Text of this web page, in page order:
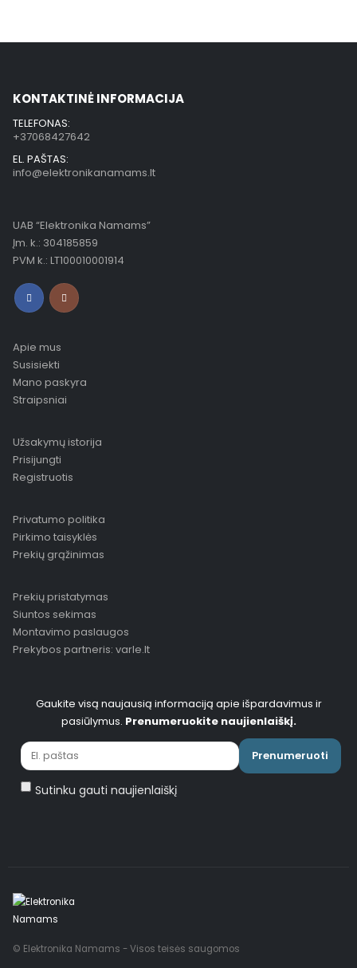
KONTAKTINĖ INFORMACIJA
TELEFONAS:
+37068427642
EL. PAŠTAS:
info@elektronikanamams.lt
UAB “Elektronika Namams”
Įm. k.: 304185859
PVM k.: LT100010001914
Apie mus
Susisiekti
Mano paskyra
Straipsniai
Užsakymų istorija
Prisijungti
Registruotis
Privatumo politika
Pirkimo taisyklės
Prekių grąžinimas
Prekių pristatymas
Siuntos sekimas
Montavimo paslaugos
Prekybos partneris: varle.lt
Gaukite visą naujausią informaciją apie išpardavimus ir
pasiūlymus. Prenumeruokite naujienlaiškį.
Prenumeruoti
Sutinku gauti naujienlaiškį
© Elektronika Namams - Visos teisės saugomos